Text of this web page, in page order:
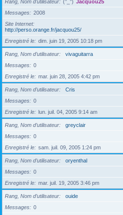
Rang, Nom d’utilisateur (°_°) Jacquou25
Messages
2008
Site Internet
http://perso.orange.fr/jacquou25/
Enregistré le
dim. juin 19, 2005 10:18 pm
Rang, Nom d’utilisateur
vivaguitarra
Messages
0
Enregistré le
mar. juin 28, 2005 4:42 pm
Rang, Nom d’utilisateur
Cris
Messages
0
Enregistré le
lun. juil. 04, 2005 9:14 am
Rang, Nom d’utilisateur
greyclair
Messages
0
Enregistré le
sam. juil. 09, 2005 1:24 pm
Rang, Nom d’utilisateur
oryenthal
Messages
0
Enregistré le
mar. juil. 19, 2005 3:46 pm
Rang, Nom d’utilisateur
ouide
Messages
0